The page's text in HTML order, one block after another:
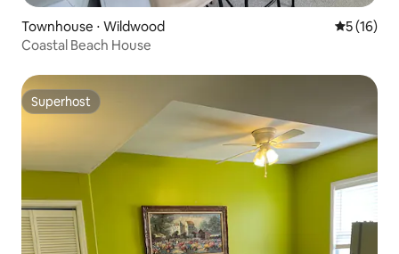
Townhouse ⋅ Wildwood 5 de uma
5 (16)
Coastal Beach House
Superhost
Superhost